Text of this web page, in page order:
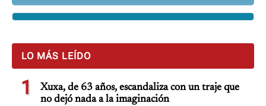
LO MÁS LEÍDO
1
Xuxa, de 63 años, escandaliza con un traje que
no dejó nada a la imaginación